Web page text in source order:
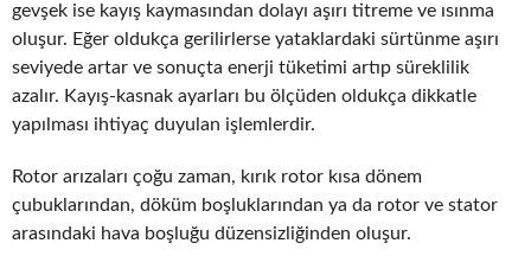
gevşek ise kayış kaymasından dolayı aşırı titreme ve ısınma
oluşur. Eğer oldukça gerilirlerse yataklardaki sürtünme aşırı
seviyede artar ve sonuçta enerji tüketimi artıp süreklilik
azalır. Kayış-kasnak ayarları bu ölçüden oldukça dikkatle
yapılması ihtiyaç duyulan işlemlerdir.
Rotor arızaları çoğu zaman, kırık rotor kısa dönem
çubuklarından, döküm boşluklarından ya da rotor ve stator
arasındaki hava boşluğu düzensizliğinden oluşur.